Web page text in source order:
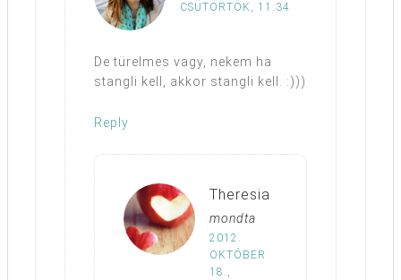
CSÜTÖRTÖK, 11:34
De türelmes vagy, nekem ha
stangli kell, akkor stangli kell. :)))
Reply
Theresia
mondta
2012.
OKTÓBER
18.,